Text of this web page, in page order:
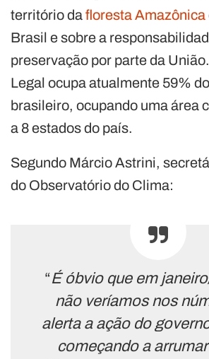
território dafloresta Amazônica
Brasil e sobre a
preservação por parte da
Legal ocupa atualmente 59%
brasileiro, ocupando uma área
a 8 estados do país.
Segundo Márcio Astrini,
do Observatório do Clima:
“É óbvio que em
não veríamos nos
alerta a ação do
começando a